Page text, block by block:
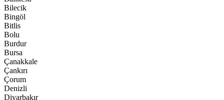
Bilecik
Bingöl
Bitlis
Bolu
Burdur
Bursa
Çanakkale
Çankırı
Çorum
Denizli
Diyarbakır